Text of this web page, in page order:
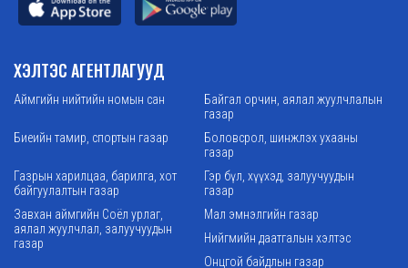
ХЭЛТЭС АГЕНТЛАГУУД
Аймгийн нийтийн номын сан
Байгал орчин, аялал жуулчлалын
газар
Биеийн тамир, спортын газар
Боловсрол, шинжлэх ухааны
газар
Газрын харилцаа, барилга, хот
байгуулалтын газар
Гэр бүл, хүүхэд, залуучуудын
газар
Завхан аймгийн Соёл урлаг,
аялал жуулчлал, залуучуудын
газар
Мал эмнэлгийн газар
Нийгмийн даатгалын хэлтэс
Онцгой байдлын газар